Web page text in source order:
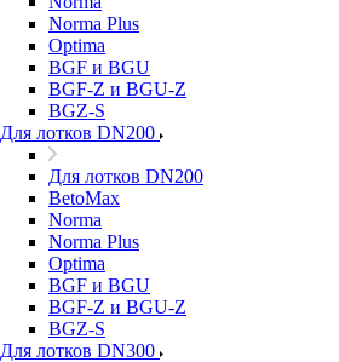
Norma Plus
Optima
BGF и BGU
BGF-Z и BGU-Z
BGZ-S
Для лотков DN200
Для лотков DN200
BetoMax
Norma
Norma Plus
Optima
BGF и BGU
BGF-Z и BGU-Z
BGZ-S
Для лотков DN300